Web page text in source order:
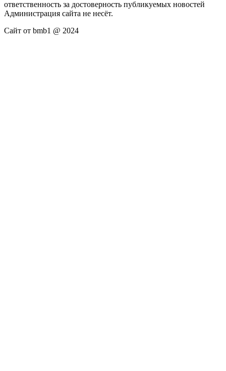
ответственность за достоверность публикуемых новостей
Администрация сайта не несёт.
Сайт от bmb1 @ 2024